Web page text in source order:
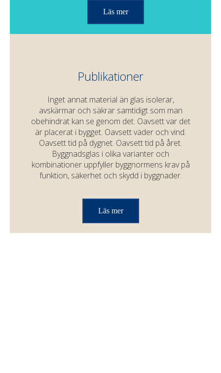
Läs mer
Publikationer
Inget annat material än glas isolerar,
avskärmar och säkrar samtidigt som man
obehindrat kan se genom det. Oavsett var det
är placerat i bygget. Oavsett väder och vind.
Oavsett tid på dygnet. Oavsett tid på året.
Byggnadsglas i olika varianter och
kombinationer uppfyller byggnormens krav på
funktion, säkerhet och skydd i byggnader.
Läs mer